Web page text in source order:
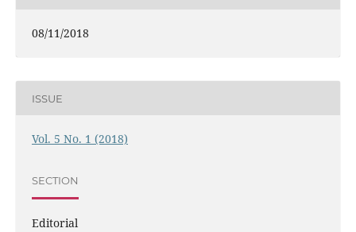
08/11/2018
ISSUE
Vol. 5 No. 1 (2018)
SECTION
Editorial